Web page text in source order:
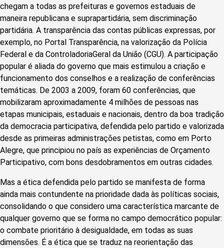
chegam a todas as prefeituras e governos estaduais de
maneira republicana e suprapartidária, sem discriminação
partidária. A transparência das contas públicas expressas, por
exemplo, no Portal Transparência, na valorização da Polícia
Federal e da ControladoriaGeral da União (CGU). A participação
popular é aliada do governo que mais estimulou a criação e
funcionamento dos conselhos e a realização de conferências
temáticas. De 2003 a 2009, foram 60 conferências, que
mobilizaram aproximadamente 4 milhões de pessoas nas
etapas municipais, estaduais e nacionais, dentro da boa tradição
da democracia participativa, defendida pelo partido e valorizada
desde as primeiras administrações petistas, como em Porto
Alegre, que principiou no país as experiências de Orçamento
Participativo, com bons desdobramentos em outras cidades.
Mas a ética defendida pelo partido se manifesta de forma
ainda mais contundente na prioridade dada às políticas sociais,
consolidando o que considero uma característica marcante de
qualquer governo que se forma no campo democrático popular:
o combate prioritário à desigualdade, em todas as suas
dimensões. É a ética que se traduz na reorientação das